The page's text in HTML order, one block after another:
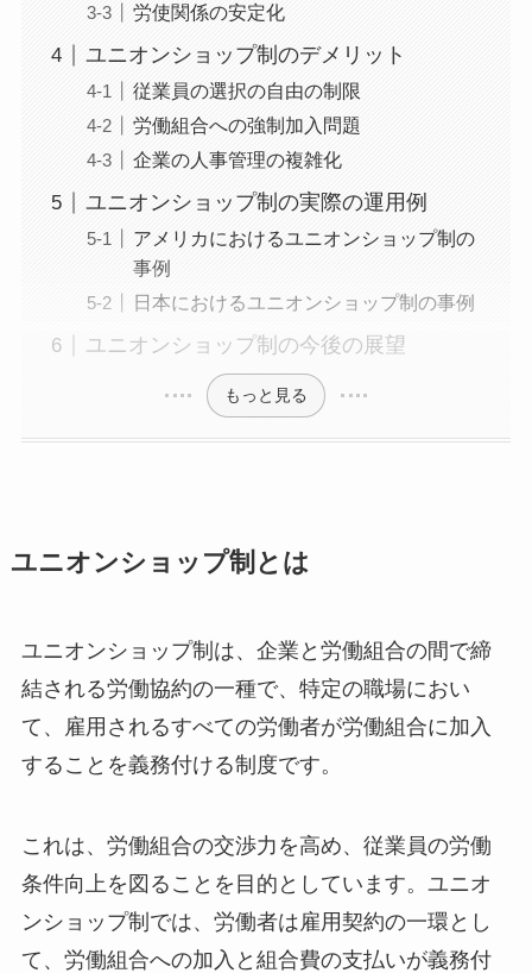
労使関係の安定化
ユニオンショップ制のデメリット
従業員の選択の自由の制限
労働組合への強制加入問題
企業の人事管理の複雑化
ユニオンショップ制の実際の運用例
アメリカにおけるユニオンショップ制の
事例
日本におけるユニオンショップ制の事例
ユニオンショップ制の今後の展望
もっと見る
ユニオンショップ制とは
ユニオンショップ制は、企業と労働組合の間で締
結される労働協約の一種で、特定の職場におい
て、雇用されるすべての労働者が労働組合に加入
することを義務付ける制度です。
これは、労働組合の交渉力を高め、従業員の労働
条件向上を図ることを目的としています。ユニオ
ンショップ制では、労働者は雇用契約の一環とし
て、労働組合への加入と組合費の支払いが義務付